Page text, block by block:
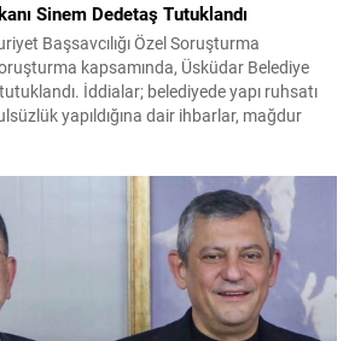
Sinem Dedetaş Tutuklandı
Başsavcılığı Özel Soruşturma
kapsamında, Üsküdar Belediye
İddialar; belediyede yapı ruhsatı
yapıldığına dair ihbarlar, mağdur
yararlanan şüphelilerin ifadeleri
sabahı İstanbul’da 11 adrese
belediye kadrosundan ve...